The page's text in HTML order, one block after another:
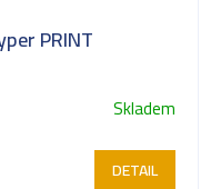
PRINT
Skladem
DETAIL